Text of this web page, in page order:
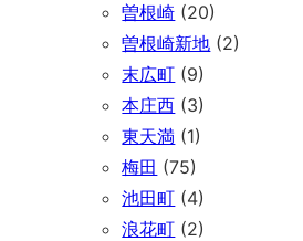
曽根崎 (20)
曽根崎新地 (2)
末広町 (9)
本庄西 (3)
東天満 (1)
梅田 (75)
池田町 (4)
浪花町 (2)